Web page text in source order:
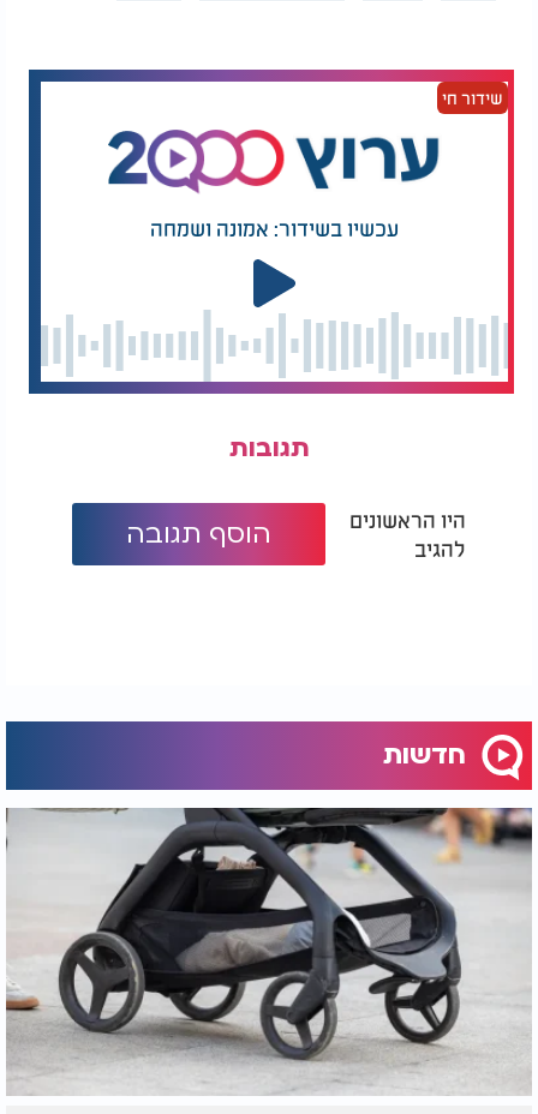
שידור חי
עכשיו בשידור: אמונה ושמחה
תגובות
היו הראשונים
להגיב
הוסף תגובה
חדשות